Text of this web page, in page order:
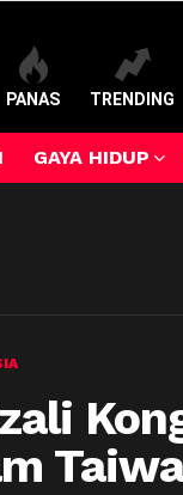
PANAS TRENDING
GAYA HIDUP